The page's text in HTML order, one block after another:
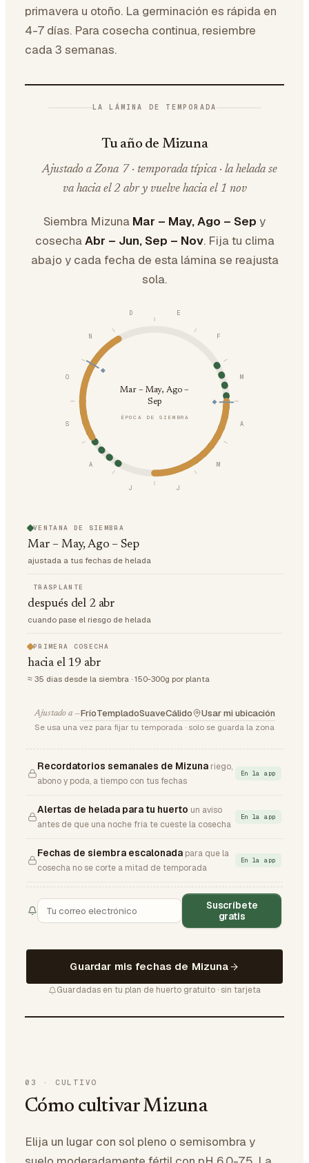
primavera u otoño. La germinación es rápida en
4-7 días. Para cosecha continua, resiembre
cada 3 semanas.
LA LÁMINA DE TEMPORADA
Tu año de Mizuna
Ajustado a Zona 7 · temporada típica · la helada se
va hacia el 2 abr y vuelve hacia el 1 nov
Siembra Mizuna Mar – May, Ago – Sep y
cosechaAbr – Jun, Sep – Nov. Fija tu clima
abajo y cada fecha de esta lámina se reajusta
sola.
E
F
M
A
M
J
J
A
S
O
N
D
Mar – May, Ago –
Sep
ÉPOCA DE SIEMBRA
VENTANA DE SIEMBRA
Mar – May, Ago – Sep
ajustada a tus fechas de helada
TRASPLANTE
después del 2 abr
cuando pase el riesgo de helada
PRIMERA COSECHA
hacia el 19 abr
≈ 35 días desde la siembra · 150-300g por planta
Ajustado a —FríoTempladoSuaveCálido Usar mi ubicación
Se usa una vez para fijar tu temporada · solo se guarda la zona
Recordatorios semanales de Mizuna riego,
abono y poda, a tiempo con tus fechas
En la app
Alertas de helada para tu huerto un aviso
antes de que una noche fría te cueste la cosecha
En la app
Fechas de siembra escalonada para que la
cosecha no se corte a mitad de temporada
En la app
Suscríbete
gratis
Guardar mis fechas de Mizuna
Guardadas en tu plan de huerto gratuito · sin tarjeta
03 · CULTIVO
Cómo cultivar Mizuna
Elija un lugar con sol pleno o semisombra y